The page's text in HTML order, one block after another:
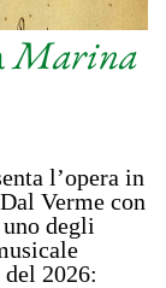
Marina
l’opera in
Verme con
degli
2026: